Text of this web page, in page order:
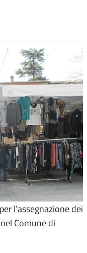
l’assegnazione dei
Comune di